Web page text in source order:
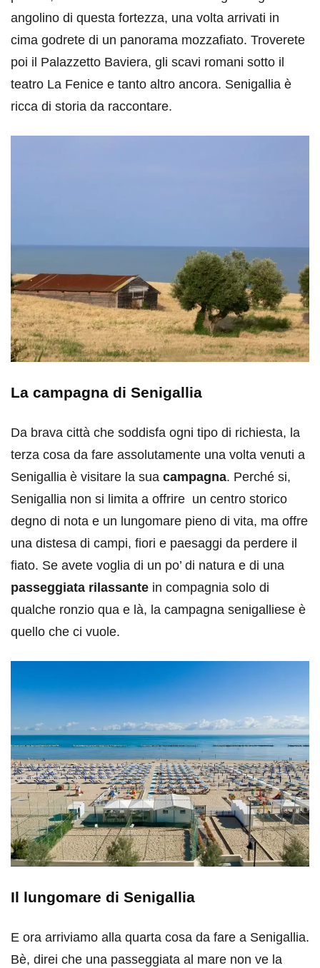
angolino di questa fortezza, una volta arrivati in
cima godrete di un panorama mozzafiato. Troverete
poi il Palazzetto Baviera, gli scavi romani sotto il
teatro La Fenice e tanto altro ancora. Senigallia è
ricca di storia da raccontare.
La campagna di Senigallia
Da brava città che soddisfa ogni tipo di richiesta, la
terza cosa da fare assolutamente una volta venuti a
Senigallia è visitare la sua campagna. Perché si,
Senigallia non si limita a offrire un centro storico
degno di nota e un lungomare pieno di vita, ma offre
una distesa di campi, fiori e paesaggi da perdere il
fiato. Se avete voglia di un po’ di natura e di una
passeggiata rilassante in compagnia solo di
qualche ronzio qua e là, la campagna senigalliese è
quello che ci vuole.
Il lungomare di Senigallia
E ora arriviamo alla quarta cosa da fare a Senigallia.
Bè, direi che una passeggiata al mare non ve la